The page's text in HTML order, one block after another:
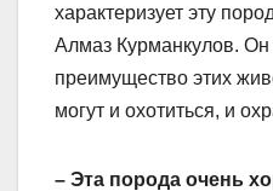
характеризует эту
Алмаз Курманкулов. Он
преимущество этих
могут и охотиться, и
– Эта порода очень